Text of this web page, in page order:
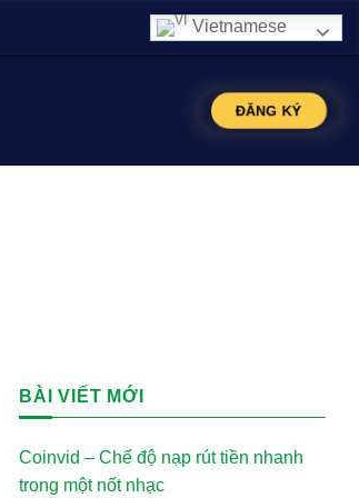
Vietnamese
ĐĂNG KÝ
BÀI VIẾT MỚI
Coinvid – Chế độ nạp rút tiền nhanh
trong một nốt nhạc